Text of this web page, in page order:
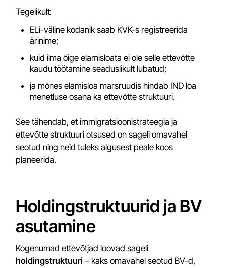
Tegelikult:
ELi-väline kodanik saab KVK-s registreerida
ärinime;
kuid ilma õige elamisloata ei ole selle ettevõtte
kaudu töötamine seaduslikult lubatud;
ja mõnes elamisloa marsruudis hindab IND loa
menetluse osana ka ettevõtte struktuuri.
See tähendab, et immigratsioonistrateegia ja
ettevõtte struktuuri otsused on sageli omavahel
seotud ning neid tuleks algusest peale koos
planeerida.
Holdingstruktuurid ja BV
asutamine
Kogenumad ettevõtjad loovad sageli
holdingstruktuuri – kaks omavahel seotud BV-d,